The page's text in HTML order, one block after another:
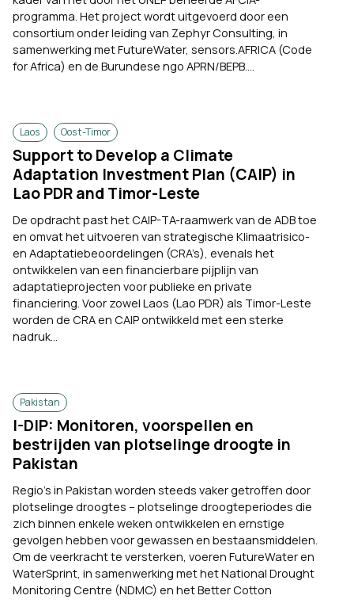
programma. Het project wordt uitgevoerd door een
consortium onder leiding van Zephyr Consulting, in
samenwerking met FutureWater, sensors.AFRICA (Code
for Africa) en de Burundese ngo APRN/BEPB....
Laos Oost-Timor
Support to Develop a Climate
Adaptation Investment Plan (CAIP) in
Lao PDR and Timor-Leste
De opdracht past het CAIP-TA-raamwerk van de ADB toe
en omvat het uitvoeren van strategische Klimaatrisico-
en Adaptatiebeoordelingen (CRA’s), evenals het
ontwikkelen van een financierbare pijplijn van
adaptatieprojecten voor publieke en private
financiering. Voor zowel Laos (Lao PDR) als Timor-Leste
worden de CRA en CAIP ontwikkeld met een sterke
nadruk...
Pakistan
I-DIP: Monitoren, voorspellen en
bestrijden van plotselinge droogte in
Pakistan
Regio's in Pakistan worden steeds vaker getroffen door
plotselinge droogtes – plotselinge droogteperiodes die
zich binnen enkele weken ontwikkelen en ernstige
gevolgen hebben voor gewassen en bestaansmiddelen.
Om de veerkracht te versterken, voeren FutureWater en
WaterSprint, in samenwerking met het National Drought
Monitoring Centre (NDMC) en het Better Cotton